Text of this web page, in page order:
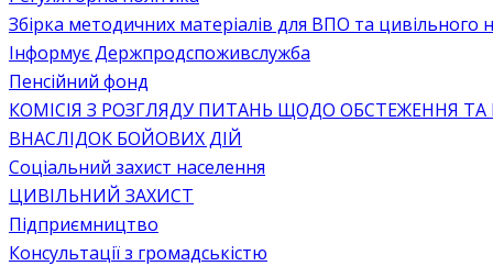
Збірка методичних матеріалів для ВПО та цивільного
Інформує Держпродспоживслужба
Пенсійний фонд
КОМІСІЯ З РОЗГЛЯДУ ПИТАНЬ ЩОДО ОБСТЕЖЕННЯ
ВНАСЛІДОК БОЙОВИХ ДІЙ
Соціальний захист населення
ЦИВІЛЬНИЙ ЗАХИСТ
Підприємництво
Консультації з громадськістю